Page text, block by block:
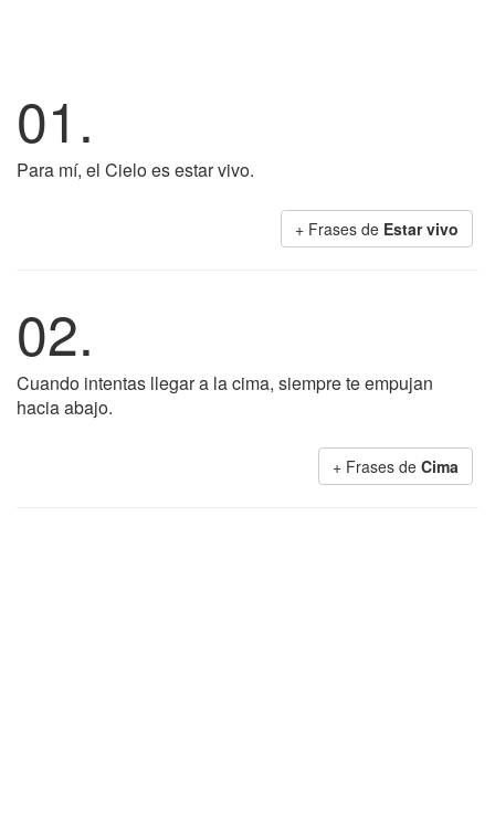
01.
Para mí, el Cielo es estar vivo.
+ Frases de Estar vivo
02.
Cuando intentas llegar a la cima, siempre te empujan
hacia abajo.
+ Frases de Cima